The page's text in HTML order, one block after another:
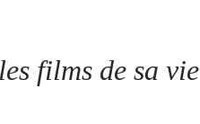
films de sa vie